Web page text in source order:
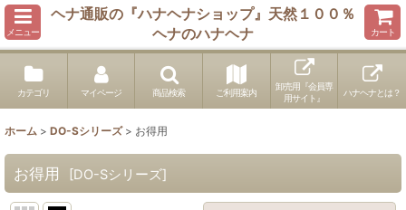
メニュー
ヘナ通販の『ハナヘナショップ』天然１００％
ヘナのハナヘナ
カート
カテゴリ マイページ 商品検索 ご利用案内
卸売用『会員専
用サイト』
ハナヘナとは？
ホーム > DO-Sシリーズ > お得用
お得用 [DO-Sシリーズ]